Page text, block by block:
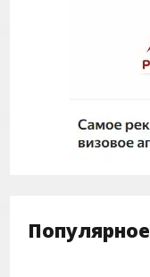
Популярное